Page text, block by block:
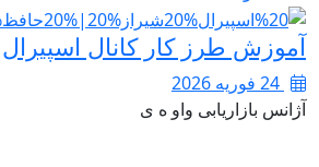
آموزش طرز کار کانال اسپیرال
آژانس بازاریابی واو ه ی